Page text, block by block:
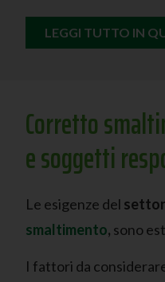
LEGGI TUTTO IN
Corretto
e soggetti
Le esigenze del
smaltimento, sono
I fattori da